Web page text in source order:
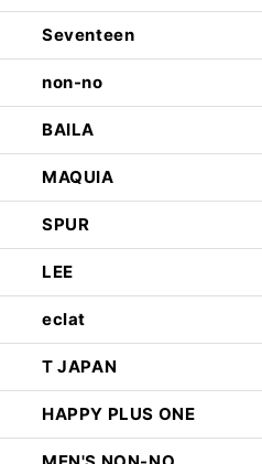
Seventeen
non-no
BAILA
MAQUIA
SPUR
LEE
eclat
T JAPAN
HAPPY PLUS ONE